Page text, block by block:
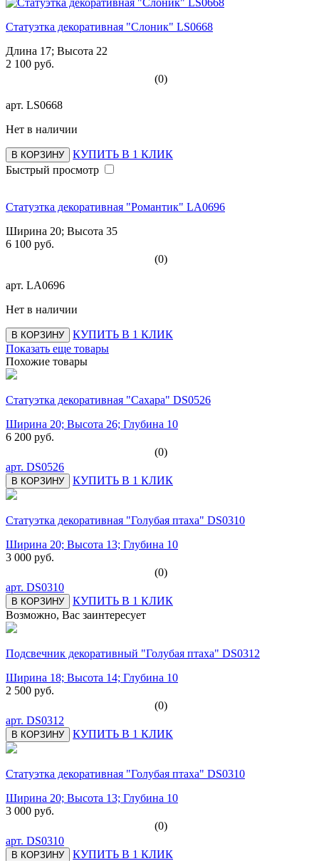
Статуэтка декоративная "Слоник" LS0668
Длина 17; Высота 22
2 100 руб.
(0)
арт. LS0668
Нет в наличии
В КОРЗИНУ
КУПИТЬ В 1 КЛИК
Быстрый просмотр
Статуэтка декоративная "Романтик" LA0696
Ширина 20; Высота 35
6 100 руб.
(0)
арт. LA0696
Нет в наличии
В КОРЗИНУ
КУПИТЬ В 1 КЛИК
Показать еще товары
Похожие товары
Статуэтка декоративная "Сахара" DS0526
Ширина 20; Высота 26; Глубина 10
6 200 руб.
(0)
арт. DS0526
В КОРЗИНУ КУПИТЬ В 1 КЛИК
Статуэтка декоративная "Голубая птаха" DS0310
Ширина 20; Высота 13; Глубина 10
3 000 руб.
(0)
арт. DS0310
В КОРЗИНУ
КУПИТЬ В 1 КЛИК
Возможно, Вас заинтересует
Подсвечник декоративный "Голубая птаха" DS0312
Ширина 18; Высота 14; Глубина 10
2 500 руб.
(0)
арт. DS0312
В КОРЗИНУ КУПИТЬ В 1 КЛИК
Статуэтка декоративная "Голубая птаха" DS0310
Ширина 20; Высота 13; Глубина 10
3 000 руб.
(0)
арт. DS0310
В КОРЗИНУ КУПИТЬ В 1 КЛИК